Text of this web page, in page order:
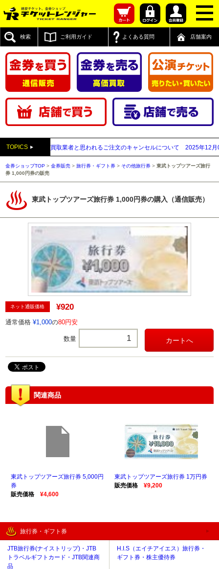
検索 ご利用ガイド よくある質問 店舗案内
TOPICS
先が先払い買取業者と思われるご注文のキャンセルについて 2025年12月05日
金券ショップTOP >金券販売 >旅行券・ギフト券 > その他旅行券 >東武トップツアーズ旅行
券 1,000円券の販売
東武トップツアーズ旅行券 1,000円券の購入（通信販売）
ネット通販価格 ¥920
通常価格 ¥1,000の80円安
数量
関連商品
東武トップツアーズ旅行券 5,000円
券
販売価格
¥4,600
東武トップツアーズ旅行券 1万円券
販売価格
¥9,200
旅行券・ギフト券
JTB旅行券(ナイストリップ)・JTB
トラベルギフトカード・JTB関連商
品
H.I.S（エイチアイエス）旅行券・
ギフト券・株主優待券